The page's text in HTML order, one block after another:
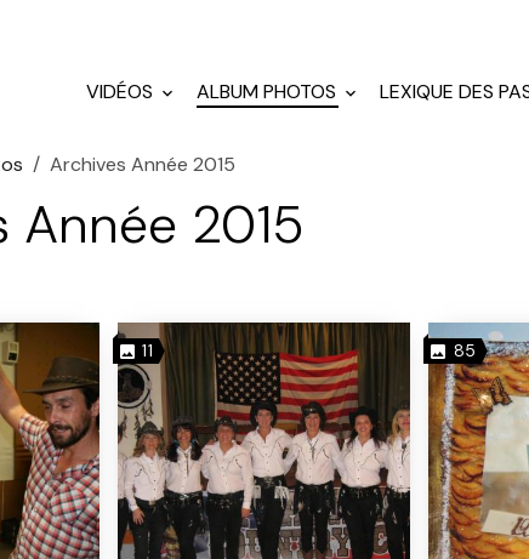
VIDÉOS ALBUM PHOTOS LEXIQUE DES
Archives Année 2015
Année 2015
11 85